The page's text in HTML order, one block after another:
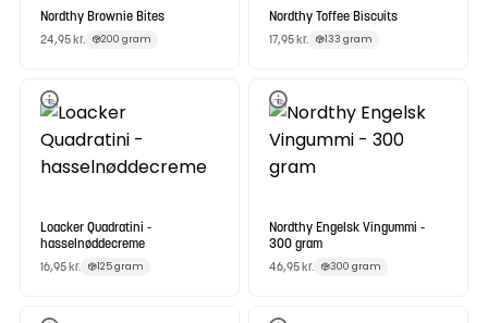
Nordthy Brownie Bites
24,95kr. 200 gram
Nordthy Toffee Biscuits
17,95kr. 133 gram
Loacker Quadratini -
hasselnøddecreme
16,95kr. 125 gram
Nordthy Engelsk Vingummi -
300 gram
46,95kr. 300 gram